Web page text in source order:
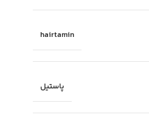
hairtamin
پاستیل